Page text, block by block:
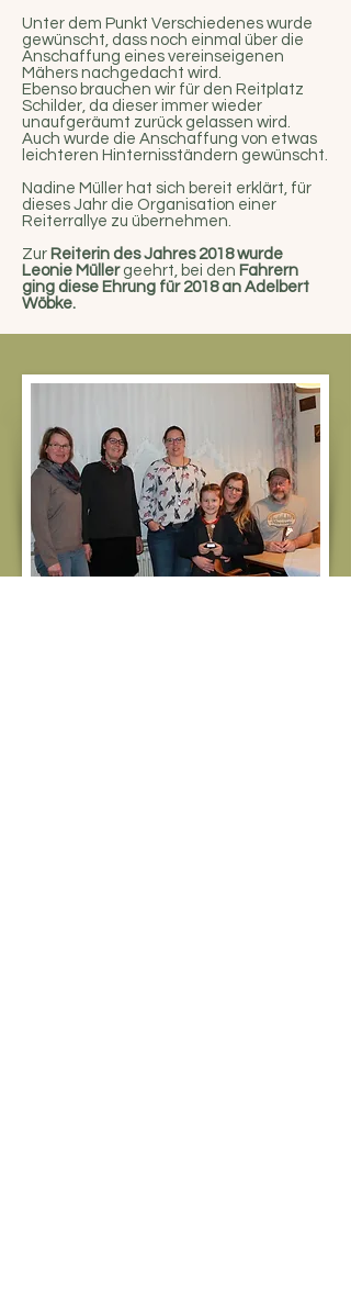
Unter dem Punkt Verschiedenes wurde
gewünscht, dass noch einmal über die
Anschaffung eines vereinseigenen
Mähers nachgedacht wird.
Ebenso brauchen wir für den Reitplatz
Schilder, da dieser immer wieder
unaufgeräumt zurück gelassen wird.
Auch wurde die Anschaffung von etwas
leichteren Hinternisständern gewünscht.
Nadine Müller hat sich bereit erklärt, für
dieses Jahr die Organisation einer
Reiterrallye zu übernehmen.
Zur Reiterin des Jahres 2018 wurde
Leonie Müllergeehrt, bei den Fahrern
ging diese Ehrung für 2018 an Adelbert
Wöbke.